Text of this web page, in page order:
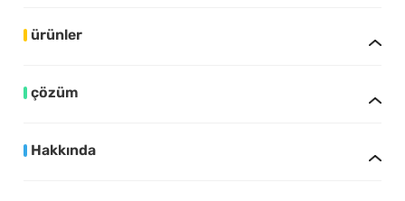
ürünler
çözüm
Hakkında